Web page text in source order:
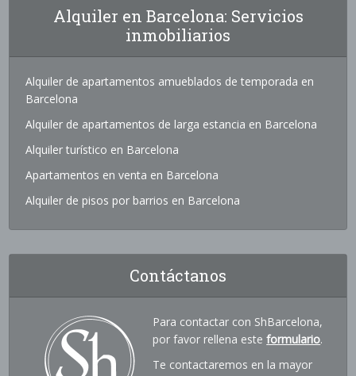
Alquiler en Barcelona: Servicios
inmobiliarios
Alquiler de apartamentos amueblados de temporada en
Barcelona
Alquiler de apartamentos de larga estancia en Barcelona
Alquiler turístico en Barcelona
Apartamentos en venta en Barcelona
Alquiler de pisos por barrios en Barcelona
Contáctanos
Para contactar con ShBarcelona,
por favor rellena esteformulario.
Te contactaremos en la mayor